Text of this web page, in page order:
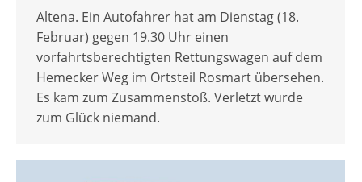
Altena. Ein Autofahrer hat am Dienstag (18.
Februar) gegen 19.30 Uhr einen
vorfahrtsberechtigten Rettungswagen auf dem
Hemecker Weg im Ortsteil Rosmart übersehen.
Es kam zum Zusammenstoß. Verletzt wurde
zum Glück niemand.